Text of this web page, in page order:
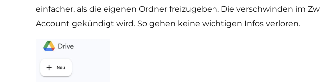
einfacher, als die eigenen Ordner freizugeben. Die verschwinden im
Account gekündigt wird. So gehen keine wichtigen Infos verloren.